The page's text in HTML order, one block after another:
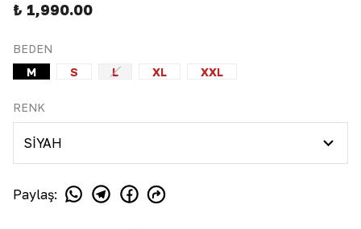
₺ 1,990.00
BEDEN
M
S L XL XXL
RENK
Paylaş: